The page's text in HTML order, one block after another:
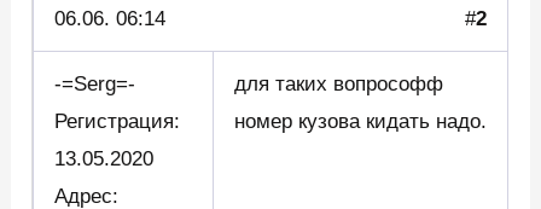
06.06. 06:14 #2
-=Serg=-
Регистрация:
13.05.2020
Адрес:
для таких вопрософф
номер кузова кидать надо.